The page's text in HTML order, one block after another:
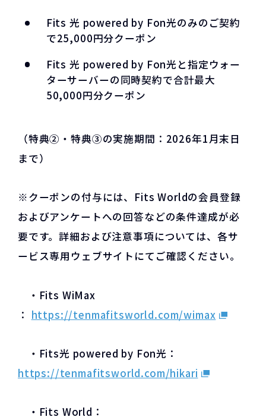
Fits 光 powered by Fon光のみのご契約
で25,000円分クーポン
Fits 光 powered by Fon光と指定ウォー
ターサーバーの同時契約で合計最大
50,000円分クーポン
（特典②・特典③の実施期間：2026年1月末日
まで）
※クーポンの付与には、Fits Worldの会員登録
およびアンケートへの回答などの条件達成が必
要です。詳細および注意事項については、各サ
ービス専用ウェブサイトにてご確認ください。
・Fits WiMax
： https://tenmafitsworld.com/wimax
・Fits光 powered by Fon光：
https://tenmafitsworld.com/hikari
・Fits World：